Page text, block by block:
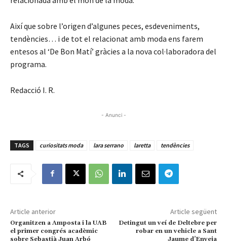
Així que sobre l’origen d’algunes peces, esdeveniments,
tendències… i de tot el relacionat amb moda ens farem
entesos al ‘De Bon Matí’ gràcies a la nova col·laboradora del
programa.
Redacció I. R.
- Anunci -
TAGS curiositats moda lara serrano laretta tendències
Article anterior
Organitzen a Amposta i la UAB
el primer congrés acadèmic
sobre Sebastià Juan Arbó
Article següent
Detingut un veí de Deltebre per
robar en un vehicle a Sant
Jaume d’Enveja